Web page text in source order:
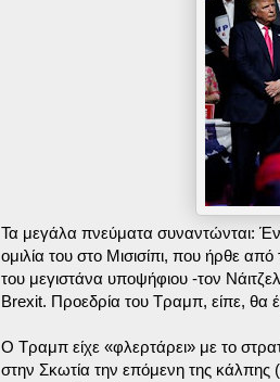
Τα μεγάλα πνεύματα συναντώνται:
ομιλία του στο Μισισίπι, που ήρθε
του μεγιστάνα υποψήφιου -τον
Brexit. Προεδρία του Τραμπ, είπε, θα
Ο Τραμπ είχε «φλερτάρει» με το
στην Σκωτία την επόμενη της κάλπης